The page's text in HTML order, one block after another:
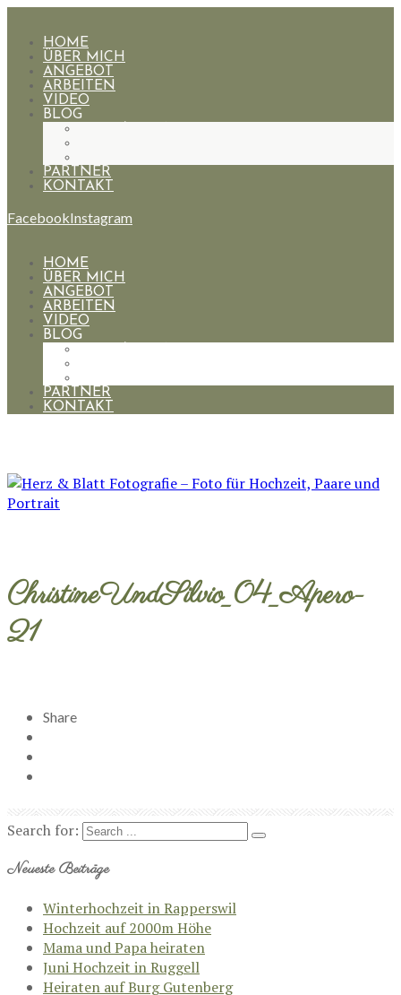
HOME
ÜBER MICH
ANGEBOT
ARBEITEN
VIDEO
BLOG
PARTNER
KONTAKT
FacebookInstagram
HOME
ÜBER MICH
ANGEBOT
ARBEITEN
VIDEO
BLOG
PARTNER
KONTAKT
ChristineUndSilvio_04_Apero-
21
Share
Search for:
Neueste Beiträge
Winterhochzeit in Rapperswil
Hochzeit auf 2000m Höhe
Mama und Papa heiraten
Juni Hochzeit in Ruggell
Heiraten auf Burg Gutenberg